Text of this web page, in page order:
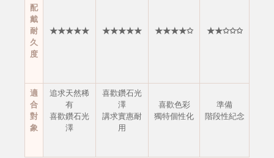
配
戴
耐
久
度
★★★★★ ★★★★★ ★★★★✩ ★★✩✩✩
適
合
對
象
追求天然稀
有
喜歡鑽石光
澤
喜歡鑽石光
澤
講求實惠耐
用
喜歡色彩
獨特個性化
準備
階段性紀念